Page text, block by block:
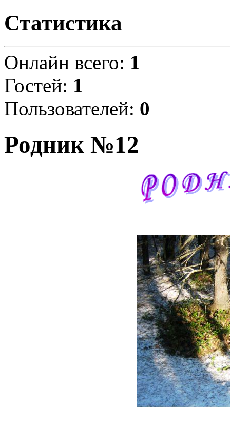
Статистика
Онлайн всего: 1
Гостей: 1
Пользователей: 0
Родник №12